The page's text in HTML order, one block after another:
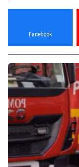
Facebook